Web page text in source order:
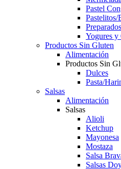
Pastel
Pastelitos/
Yogures y
Productos Sin Gluten
Alimentación
Productos Sin
Dulces
Pasta/
Salsas
Alimentación
Salsas
Alioli
Ketchup
Mayonesa
Mostaza
Salsa
Salsas